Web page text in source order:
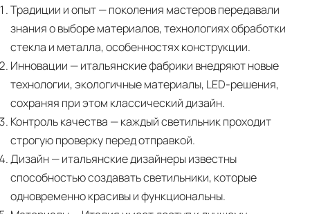
Традиции и опыт— поколения мастеров передавали
знания о выборе материалов, технологиях обработки
стекла и металла, особенностях конструкции.
Инновации — итальянские фабрики внедряют новые
технологии, экологичные материалы, LED-решения,
сохраняя при этом классический дизайн.
Контроль качества — каждый светильник проходит
строгую проверку перед отправкой.
Дизайн— итальянские дизайнеры известны
способностью создавать светильники, которые
одновременно красивы и функциональны.